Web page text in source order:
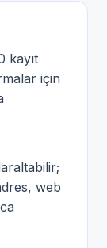
kayıt
için
web